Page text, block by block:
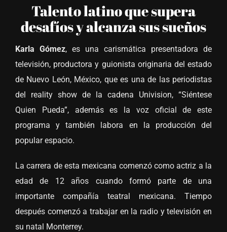
Talento latino que supera
desafíos y alcanza sus sueños
Karla Gómez, es una carismática presentadora de
televisión, productora y guionista originaria del estado
de Nuevo León, México, que es una de las periodistas
del reality show de la cadena Univision, “Siéntese
Quien Pueda”, además es la voz oficial de este
programa y también labora en la producción del
popular espacio.
La carrera de esta mexicana comenzó como actriz a la
edad de 12 años cuando formó parte de una
importante compañía teatral mexicana. Tiempo
después comenzó a trabajar en la radio y televisión en
su natal Monterrey.